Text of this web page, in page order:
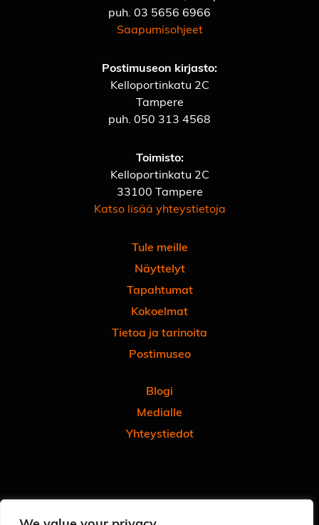
puh. 03 5656 6966
Saapumisohjeet
Postimuseon kirjasto:
Kelloportinkatu 2C
Tampere
puh. 050 313 4568
Toimisto:
Kelloportinkatu 2C
33100 Tampere
Katso lisää yhteystietoja
Tule meille
Näyttelyt
Tapahtumat
Kokoelmat
Tietoa ja tarinoita
Postimuseo
Blogi
Medialle
Yhteystiedot